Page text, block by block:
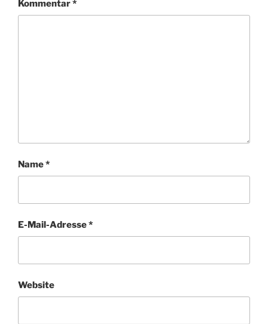
Kommentar*
Name*
E-Mail-Adresse*
Website